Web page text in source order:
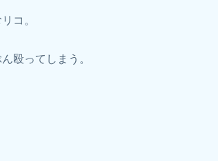
コ。
殴ってしまう。